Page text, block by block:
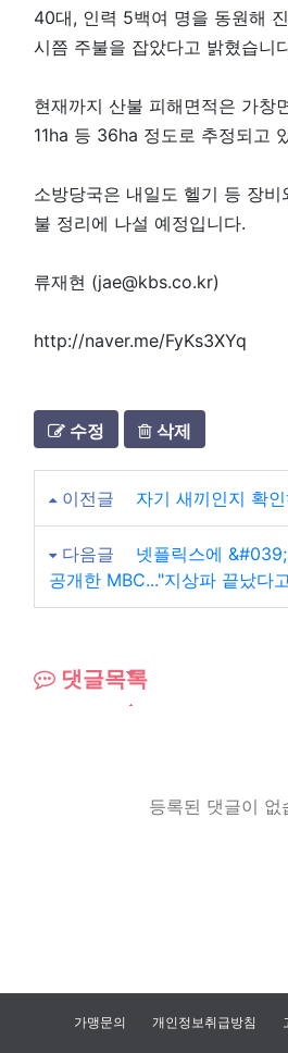
40대, 인력 5백여 명을 동원해
시쯤 주불을 잡았다고 밝혔습니
현재까지 산불 피해면적은 가창
11ha 등 36ha 정도로 추정되고
소방당국은 내일도 헬기 등 장
불 정리에 나설 예정입니다.
류재현 (jae@kbs.co.kr)
http://naver.me/FyKs3XYq
수정 삭제
이전글 자기 새끼인지 확
다음글
넷플릭스에
공개한 MBC..."지상파 끝났다
댓글목록
등록된 댓글이 없
가맹문의 개인정보취급방침